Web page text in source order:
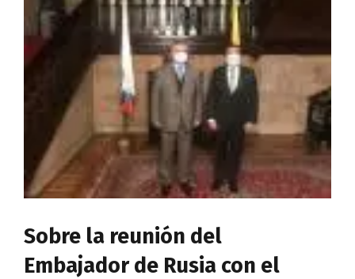
Sobre la reunión del
Embajador de Rusia con el